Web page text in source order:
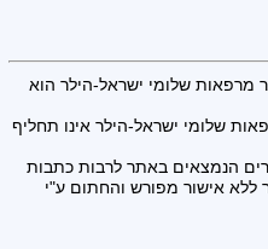
שלומי ישראל-הילר הוא
שלומי ישראל-הילר אינו תחליף
הנמצאים באתר לרבות כתבות
ללא אישור מפורש והחתום ע"י